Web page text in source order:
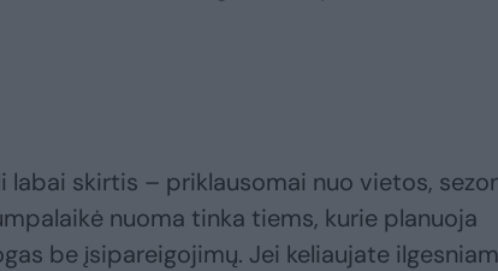
labai skirtis – priklausomai nuo vietos,
nuoma tinka tiems, kurie planuoja
be įsipareigojimų. Jei keliaujate ilgesniam